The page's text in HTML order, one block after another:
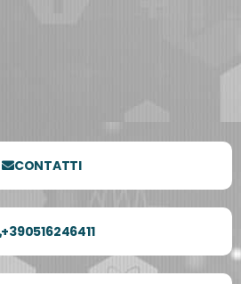
CONTATTI
+390516246411